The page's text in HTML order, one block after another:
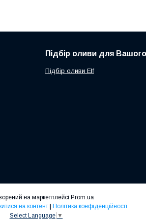
Підбір оливи для
Підбір оливи Elf
на маркетплейсі Prom.ua
на контент | Політика конфіденційності
Select Language ▼